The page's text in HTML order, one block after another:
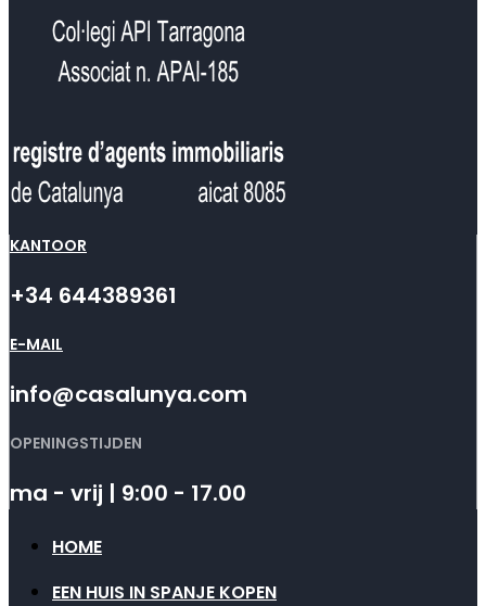
KANTOOR
+34 644389361
E-MAIL
info@casalunya.com
OPENINGSTIJDEN
ma - vrij | 9:00 - 17.00
HOME
EEN HUIS IN SPANJE KOPEN